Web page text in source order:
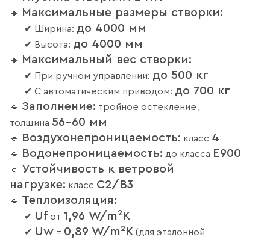
🔹 Максимальные размеры створки:
✔ Ширина: до 4000 мм
✔ Высота: до 4000 мм
🔹 Максимальный вес створки:
✔ При ручном управлении: до 500 кг
✔ С автоматическим приводом: до 700 кг
🔹 Заполнение: тройное остекление,
толщина 56–60 мм
🔹 Воздухонепроницаемость: класс 4
🔹 Водонепроницаемость: до класса E900
🔹 Устойчивость к ветровой
нагрузке: класс C2/B3
🔹 Теплоизоляция:
✔ Uf от 1,96 W/m²K
✔ Uw = 0,89 W/m²K (для эталонной